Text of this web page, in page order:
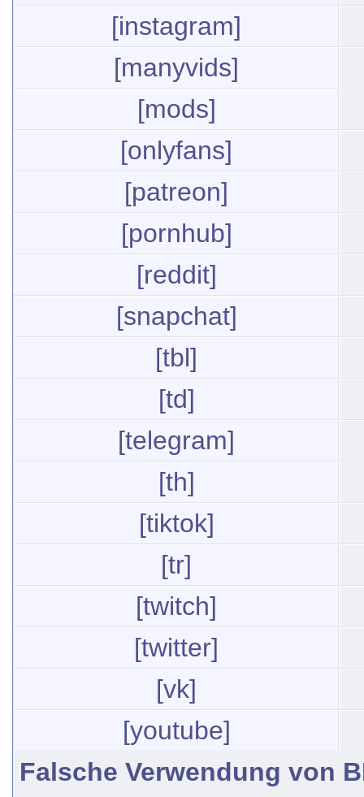
[instagram]
[manyvids]
[mods]
[onlyfans]
[patreon]
[pornhub]
[reddit]
[snapchat]
[tbl]
[td]
[telegram]
[th]
[tiktok]
[tr]
[twitch]
[twitter]
[vk]
[youtube]
Falsche Verwendung von